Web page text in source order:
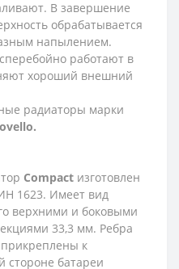
В завершение
обрабатывается
напылением.
работают в
хороший внешний
радиаторы марки
Compact изготовлен
1623. Имеет вид
верхними и боковыми
33,3 мм. Ребра
к
стороне батареи